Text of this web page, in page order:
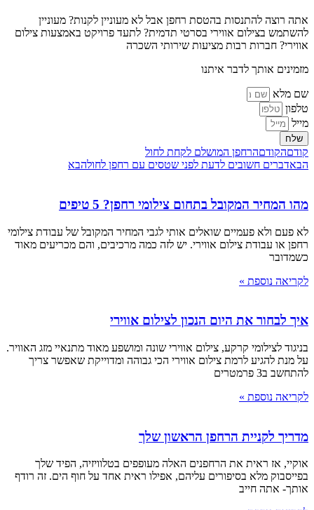
אתה רוצה להתנסות בהטסת רחפן אבל לא מעוניין לקנות? מעוניין
להשתמש בצילום אווירי בסרטי תדמית? לתעד פרויקט באמצעות צילום
אווירי? חברות רבות מציעות שירותי השכרה
מזמינים אותך לדבר איתנו
שם מלא
טלפון
מייל
שלח
קודםהקודםהרחפן המושלם לקחת לחול
הבאדברים חשובים לדעת לפני שטסים עם רחפן לחולהבא
מהו המחיר המקובל בתחום צילומי רחפן? 5 טיפים
לא פעם ולא פעמיים שואלים אותי לגבי המחיר המקובל של עבודת צילומי
רחפן או עבודת צילום אווירי. יש לזה כמה מרכיבים, והם מכריעים מאוד
כשמדובר
לקריאה נוספת »
איך לבחור את היום הנכון לצילום אווירי
בניגוד לצילומי קרקע, צילום אווירי שונה ומושפע מאוד מתנאיי מזג האוויר.
על מנת להגיע לרמת צילום אווירי הכי גבוהה ומדוייקת שאפשר צריך
להתחשב ב3 פרמטרים
לקריאה נוספת »
מדריך לקניית הרחפן הראשון שלך
אוקיי, אז ראית את הרחפנים האלה מעופפים בטלוויזיה, הפיד שלך
בפייסבוק מלא בסיפורים עליהם, אפילו ראית אחד על חוף הים. זה רודף
אותך- אתה חייב